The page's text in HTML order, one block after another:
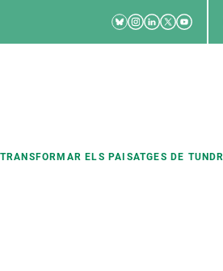
RRSS
Bluesky
Instagram
Linkedin
TwitterYoutube
ELS PAISATGES DE